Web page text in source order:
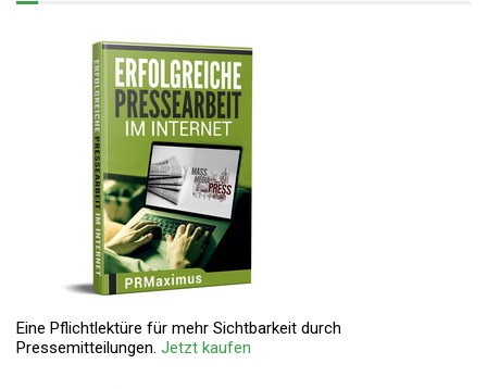
Eine Pflichtlektüre für mehr Sichtbarkeit durch
Pressemitteilungen. Jetzt kaufen